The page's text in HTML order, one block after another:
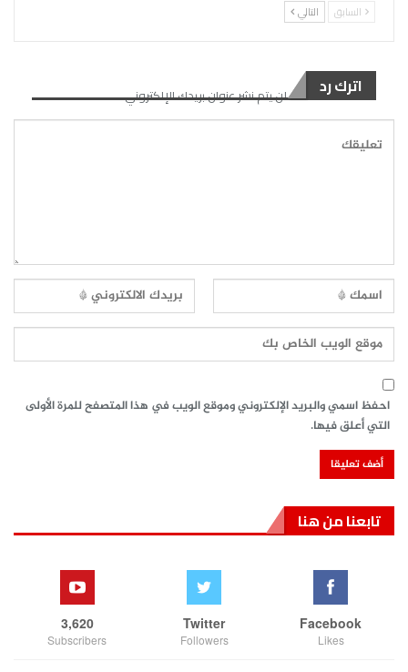
السابق التالي
اترك رد لن يتم نشر عنوان بريدك الإلكتروني.
احفظ اسمي والبريد الإلكتروني وموقع الويب في هذا المتصفح للمرة الأولى
التي أعلق فيها.
تابعنا من هنا
Facebook
Likes
Twitter
Followers
3,620
Subscribers